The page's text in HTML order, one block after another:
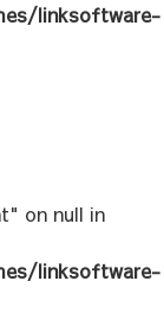
linksoftware-
on null in
linksoftware-